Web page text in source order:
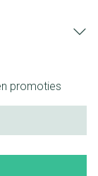
promoties